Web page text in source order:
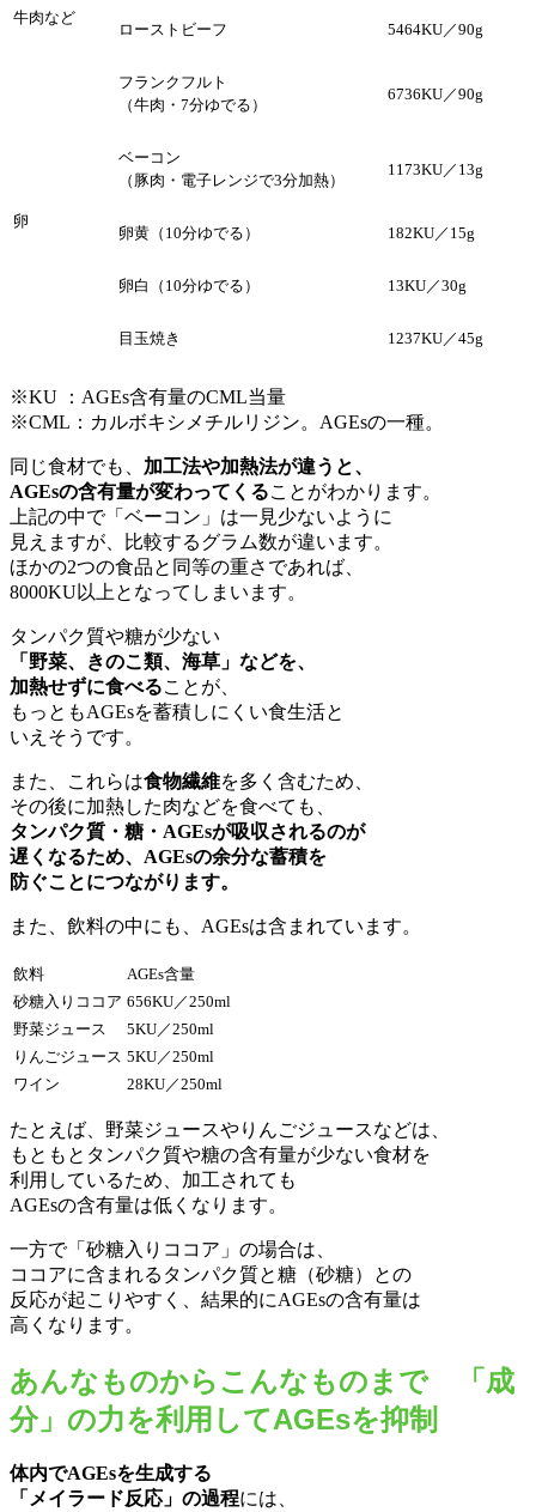
牛肉など
ローストビーフ 5464KU／90g
フランクフルト
（牛肉・7分ゆでる）
6736KU／90g
ベーコン
（豚肉・電子レンジで3分加熱）
1173KU／13g
卵
卵黄（10分ゆでる） 182KU／15g
卵白（10分ゆでる） 13KU／30g
目玉焼き 1237KU／45g
※KU ：AGEs含有量のCML当量
※CML：カルボキシメチルリジン。AGEsの一種。
同じ食材でも、 加工法や加熱法が違うと、
AGEsの含有量が変わってくることがわかります。
上記の中で「ベーコン」は一見少ないように
見えますが、比較するグラム数が違います。
ほかの2つの食品と同等の重さであれば、
8000KU以上となってしまいます。
タンパク質や糖が少ない
「野菜、きのこ類、海草」などを、
加熱せずに食べることが、
もっともAGEsを蓄積しにくい食生活と
いえそうです。
また、これらは食物繊維を多く含むため、
その後に加熱した肉などを食べても、
タンパク質・糖・AGEsが吸収されるのが
遅くなるため、AGEsの余分な蓄積を
防ぐことにつながります。
また、飲料の中にも、AGEsは含まれています。
飲料
AGEs含量
砂糖入りココア 656KU／250ml
野菜ジュース
5KU／250ml
りんごジュース 5KU／250ml
ワイン
28KU／250ml
たとえば、野菜ジュースやりんごジュースなどは、
もともとタンパク質や糖の含有量が少ない食材を
利用しているため、加工されても
AGEsの含有量は低くなります。
一方で「砂糖入りココア」の場合は、
ココアに含まれるタンパク質と糖（砂糖）との
反応が起こりやすく、結果的にAGEsの含有量は
高くなります。
あんなものからこんなものまで 「成
分」の力を利用してAGEsを抑制
体内でAGEsを生成する
「メイラード反応」の過程には、